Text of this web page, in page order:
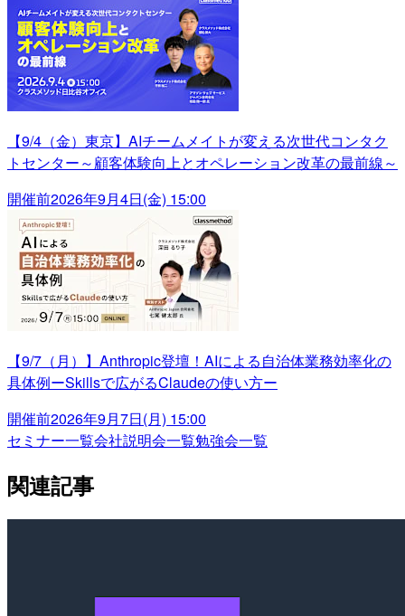
【9/4（金）東京】AIチームメイトが変える次世代コンタク
トセンター～顧客体験向上とオペレーション改革の最前線～
開催前2026年9月4日(金) 15:00
【9/7（月）】Anthropic登壇！AIによる自治体業務効率化の
具体例ーSkillsで広がるClaudeの使い方ー
開催前2026年9月7日(月) 15:00
セミナー一覧会社説明会一覧勉強会一覧
関連記事